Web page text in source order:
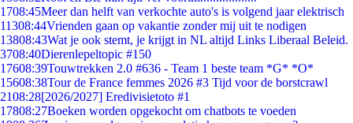
1708:45Meer dan helft van verkochte auto's is volgend jaar elektrisch
11308:44Vrienden gaan op vakantie zonder mij uit te nodigen
13808:43Wat je ook stemt, je krijgt in NL altijd Links Liberaal Beleid.
3708:40Dierenlepeltopic #150
17608:39Touwtrekken 2.0 #636 - Team 1 beste team *G* *O*
15608:38Tour de France femmes 2026 #3 Tijd voor de borstcrawl
2108:28[2026/2027] Eredivisietoto #1
17808:27Boeken worden opgekocht om chatbots te voeden